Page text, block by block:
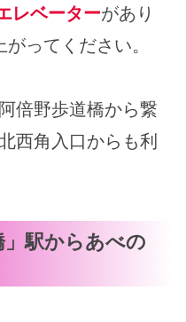
レベーターがあり
ってください。
倍野歩道橋から繋
西角入口からも利
」駅からあべの